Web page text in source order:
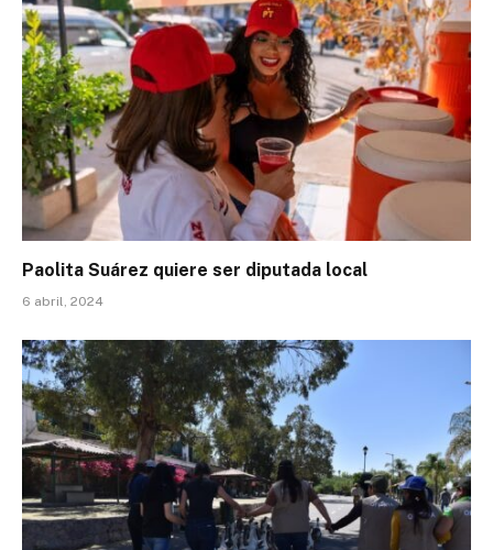
Paolita Suárez quiere ser diputada local
6 abril, 2024